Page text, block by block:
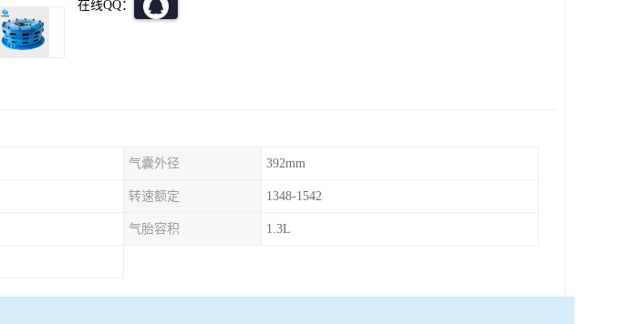
在线QQ：
气囊外径 392mm
转速额定 1348-1542
气胎容积 1.3L